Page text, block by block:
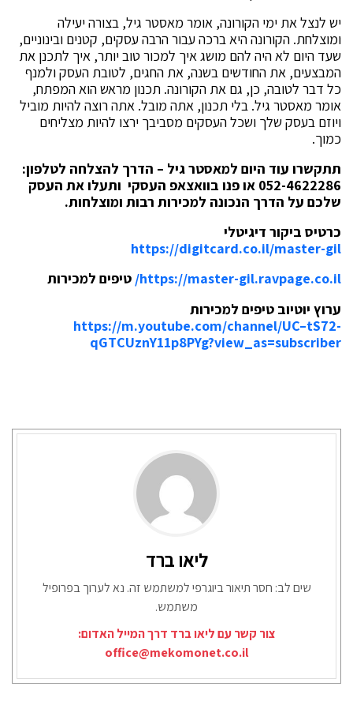
יש לנצל את ימי הקורונה, אומר מאסטר גיל, בצורה יעילה
ומוצלחת. הקורונה היא ברכה עבור הרבה עסקים, קטנים ובינוניים,
שעד היום לא היה להם מושג איך למכור טוב יותר, איך לתכנן את
המבצעים, את החודשים בשנה, את החגים, לטובת העסק ולמנף
כל דבר לטובה, כן, גם את הקורונה. תכנון מראש הוא המפתח,
אומר מאסטר גיל. בלי תכנון, אתה מובל. אתה רוצה להיות מוביל
ויוזם בעסק שלך ושכל העסקים מסביבך ירצו להיות מצליחים
כמוך.
תתקשרו עוד היום למאסטר גיל – הדרך להצלחה לטלפון:
052-4622286 או פנו בוואצאפ העסקי ותעלו את העסק
שלכם על הדרך הנכונה למכירות רבות ומוצלחות.
כרטיס ביקור דיגיטלי
https://digitcard.co.il/master-gil
https://master-gil.ravpage.co.il/ טיפים למכירות
ערוץ יוטיוב טיפים למכירות
https://m.youtube.com/channel/UC–tS72-
qGTCUznY11p8PYg?view_as=subscriber
ליאו ברד
שים לב: חסר תיאור ביוגרפי למשתמש זה. נא לערוך בפרופיל
משתמש.
צור קשר עם ליאו ברד דרך המייל האדום:
office@mekomonet.co.il